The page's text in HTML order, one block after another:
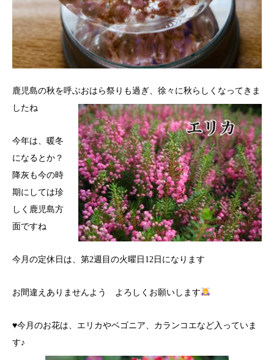
鹿児島の秋を呼ぶおはら祭りも過ぎ、徐々に秋らしくなってきま
したね
今年は、暖冬
になるとか？
降灰も今の時
期にしては珍
しく鹿児島方
面ですね
今月の定休日は、第2週目の火曜日12日になります
お間違えありませんよう よろしくお願いします
♥今月のお花は、エリカやベゴニア、カランコエなど入っていま
す♪